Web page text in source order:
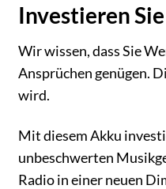
Investieren
Wir wissen, dass Sie
Ansprüchen genügen.
wird.
Mit diesem Akku
unbeschwerten
Radio in einer neuen